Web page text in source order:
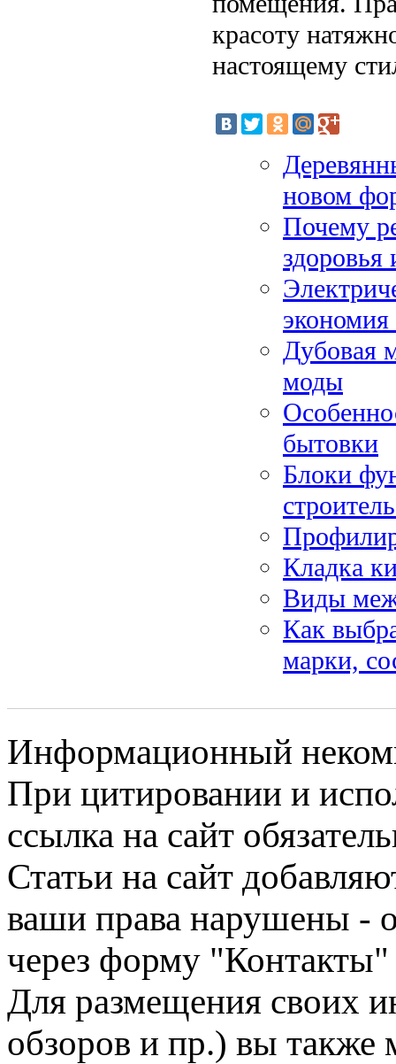
красоту
настоящему
новом
Почему
Дубовая
моды
бытовки
Блоки
Кладка
Виды
Как
марки,
Информационный
При цитировании и
ссылка на сайт
Статьи на сайт
ваши права нарушены -
через форму "Контакты"
Для размещения своих
обзоров и пр.) вы также